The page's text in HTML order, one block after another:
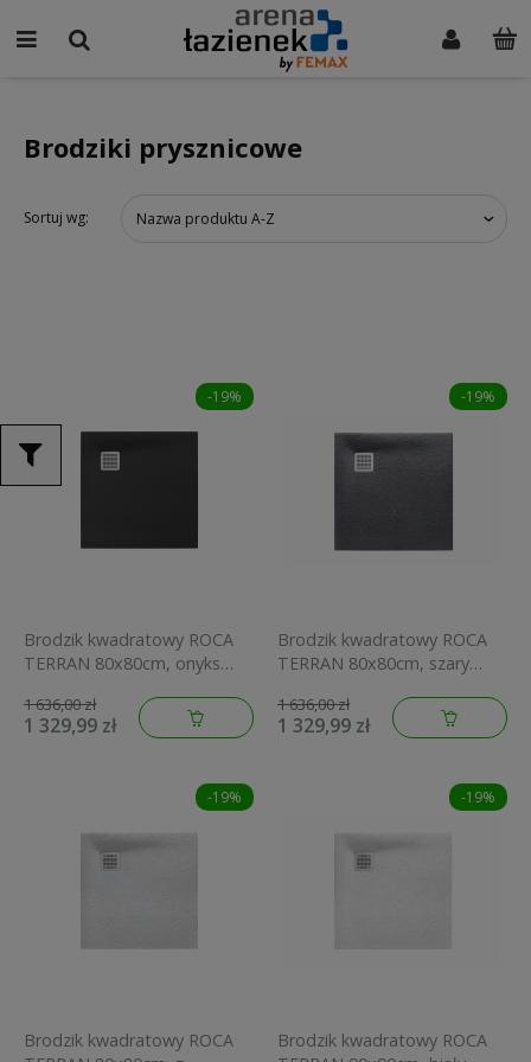
Brodziki prysznicowe
Sortuj wg: Nazwa produktu A-Z
-19%
Brodzik kwadratowy ROCA
TERRAN 80x80cm, onyks
1 636,00 zł
1 329,99 zł
-19%
Brodzik kwadratowy ROCA
TERRAN 80x80cm, szary
1 636,00 zł
1 329,99 zł
-19%
Brodzik kwadratowy ROCA
-19%
Brodzik kwadratowy ROCA